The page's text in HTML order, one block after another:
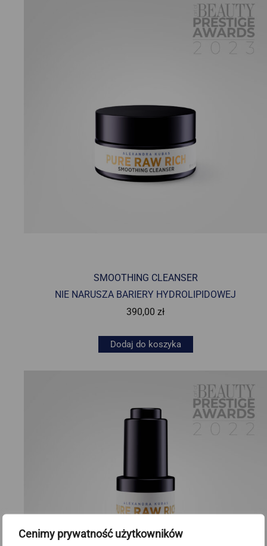
Cenimy prywatność użytkowników
SMOOTHING CLEANSER
NIE NARUSZA BARIERY HYDROLIPIDOWEJ
390,00 zł
Dodaj do koszyka